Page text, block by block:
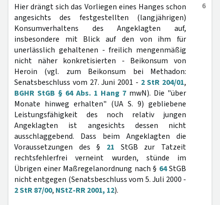
6
Hier drängt sich das Vorliegen eines Hanges schon
angesichts des festgestellten (langjährigen)
Konsumverhaltens des Angeklagten auf,
insbesondere mit Blick auf den von ihm für
unerlässlich gehaltenen - freilich mengenmäßig
nicht näher konkretisierten - Beikonsum von
Heroin (vgl. zum Beikonsum bei Methadon:
Senatsbeschluss vom 27. Juni 2001 - 2 StR 204/01,
BGHR StGB § 64 Abs. 1 Hang 7 mwN). Die "über
Monate hinweg erhalten" (UA S. 9) gebliebene
Leistungsfähigkeit des noch relativ jungen
Angeklagten ist angesichts dessen nicht
ausschlaggebend. Dass beim Angeklagten die
Voraussetzungen des § 21 StGB zur Tatzeit
rechtsfehlerfrei verneint wurden, stünde im
Übrigen einer Maßregelanordnung nach § 64StGB
nicht entgegen (Senatsbeschluss vom 5. Juli 2000 -
2 StR 87/00, NStZ-RR 2001, 12).